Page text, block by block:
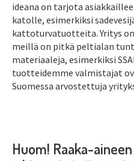
ideana on tarjota
katolle, esimerkiksi
kattoturvatuotteita. Yritys
meillä on pitkä peltialan
materiaaleja, esimerkiksi
tuotteidemme valmistajat
Suomessa arvostettuja
Huom! Raaka-